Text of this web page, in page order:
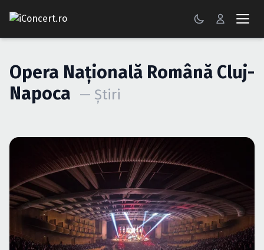
FESTIVALURI
GALERII FOTO
Autentificare
Opera Naţională Română Cluj-
Napoca
— Știri